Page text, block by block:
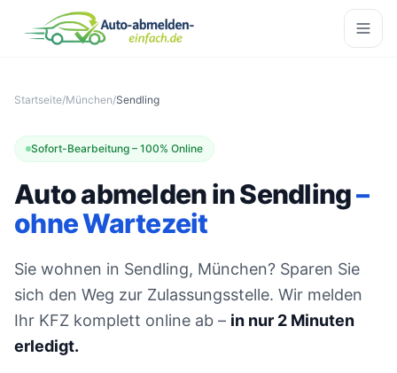
Startseite/München/Sendling
Sofort-Bearbeitung – 100% Online
Auto abmelden in Sendling–
ohne Wartezeit
Sie wohnen in Sendling, München? Sparen Sie
sich den Weg zur Zulassungsstelle. Wir melden
Ihr KFZ komplett online ab – in nur 2 Minuten
erledigt.